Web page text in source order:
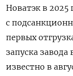
Новатэк в 2025
с
первых
запуска завода
известно в